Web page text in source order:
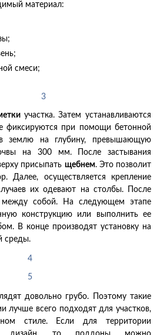
материал:
смеси;
участка. Затем устанавливаются
фиксируются при помощи бетонной
землю на глубину, превышающую
на 300 мм. После застывания
присыпать щебнем. Это позволит
Далее, осуществляется крепление
их одевают на столбы. После
между собой. На следующем этапе
конструкцию или выполнить ее
В конце производят установку на
среды.
довольно грубо. Поэтому такие
лучше всего подходят для участков,
стиле. Если для территории